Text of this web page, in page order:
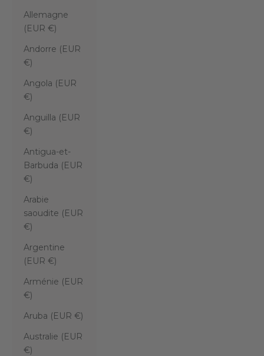
Allemagne
(EUR €)
Andorre (EUR
€)
Angola (EUR
€)
Anguilla (EUR
€)
Antigua-et-
Barbuda (EUR
€)
Arabie
saoudite (EUR
€)
Argentine
(EUR €)
Arménie (EUR
€)
Aruba (EUR €)
Australie (EUR
€)